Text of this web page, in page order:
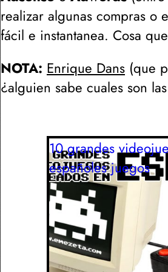
realizar algunas compras
fácil e instantanea. Cosa
NOTA: Enrique Dans (que
¿alguien sabe cuales son
10 grandes
españoles juegos